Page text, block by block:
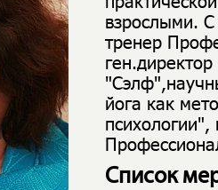
взрослыми. С
тренер
йога как
психологии",
Список